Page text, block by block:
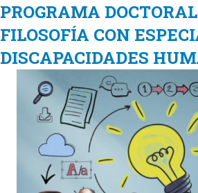
PROGRAMA
FILOSOFÍA CON
DISCAPACIDADES